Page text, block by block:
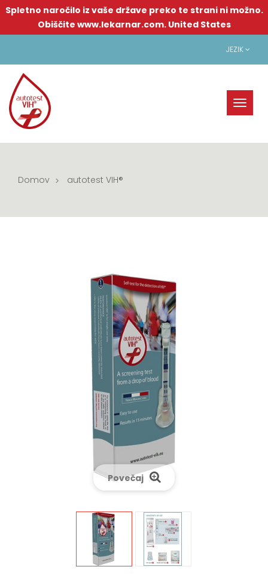
Spletno naročilo iz vaše države preko te strani ni možno.
Obiščite www.lekarnar.com. United States
JEZIK
Toggle
Domov autotest VIH®
Povečaj